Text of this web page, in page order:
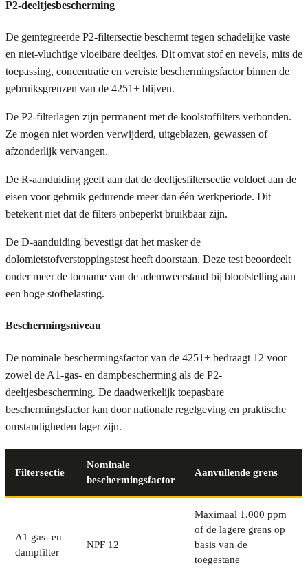
P2-deeltjesbescherming
De geïntegreerde P2-filtersectie beschermt tegen schadelijke vaste
en niet-vluchtige vloeibare deeltjes. Dit omvat stof en nevels, mits de
toepassing, concentratie en vereiste beschermingsfactor binnen de
gebruiksgrenzen van de 4251+ blijven.
De P2-filterlagen zijn permanent met de koolstoffilters verbonden.
Ze mogen niet worden verwijderd, uitgeblazen, gewassen of
afzonderlijk vervangen.
De R-aanduiding geeft aan dat de deeltjesfiltersectie voldoet aan de
eisen voor gebruik gedurende meer dan één werkperiode. Dit
betekent niet dat de filters onbeperkt bruikbaar zijn.
De D-aanduiding bevestigt dat het masker de
dolomietstofverstoppingstest heeft doorstaan. Deze test beoordeelt
onder meer de toename van de ademweerstand bij blootstelling aan
een hoge stofbelasting.
Beschermingsniveau
De nominale beschermingsfactor van de 4251+ bedraagt 12 voor
zowel de A1-gas- en dampbescherming als de P2-
deeltjesbescherming. De daadwerkelijk toepasbare
beschermingsfactor kan door nationale regelgeving en praktische
omstandigheden lager zijn.
Filtersectie
Nominale
beschermingsfactor
Aanvullende grens
A1 gas- en
dampfilter
NPF 12
Maximaal 1.000 ppm
of de lagere grens op
basis van de
toegestane